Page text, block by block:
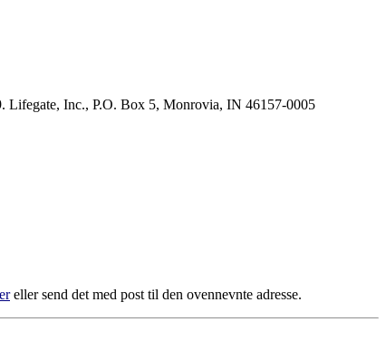
Lifegate, Inc., P.O. Box 5, Monrovia, IN 46157-0005
eller send det med post til den ovennevnte adresse.